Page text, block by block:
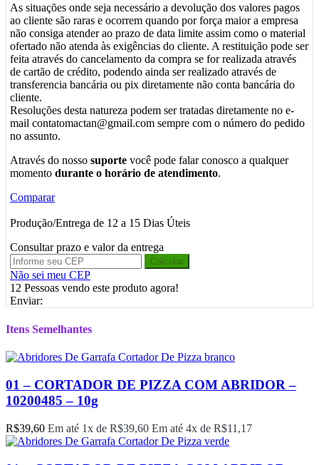
As situações onde seja necessário a devolução dos valores pagos
ao cliente são raras e ocorrem quando por força maior a empresa
não consiga atender ao prazo de data limite assim como o material
ofertado não atenda às exigências do cliente. A restituição pode ser
feita através do cancelamento da compra se for realizada através
de cartão de crédito, podendo ainda ser realizado através de
transferencia bancária ou pix diretamente não conta bancária do
cliente.
Resoluções desta natureza podem ser tratadas diretamente no e-
mail contatomactan@gmail.com sempre com o número do pedido
no assunto.
Através do nosso suporte você pode falar conosco a qualquer
momento durante o horário de atendimento.
Comparar
Produção/Entrega de 12 a 15 Dias Úteis
Consultar prazo e valor da entrega
Calcular
Não sei meu CEP
12 Pessoas vendo este produto agora!
Enviar:
Itens Semelhantes
01 – CORTADOR DE PIZZA COM ABRIDOR –
10200485 – 10g
R$39,60 Em até 1x de R$39,60 Em até 4x de R$11,17